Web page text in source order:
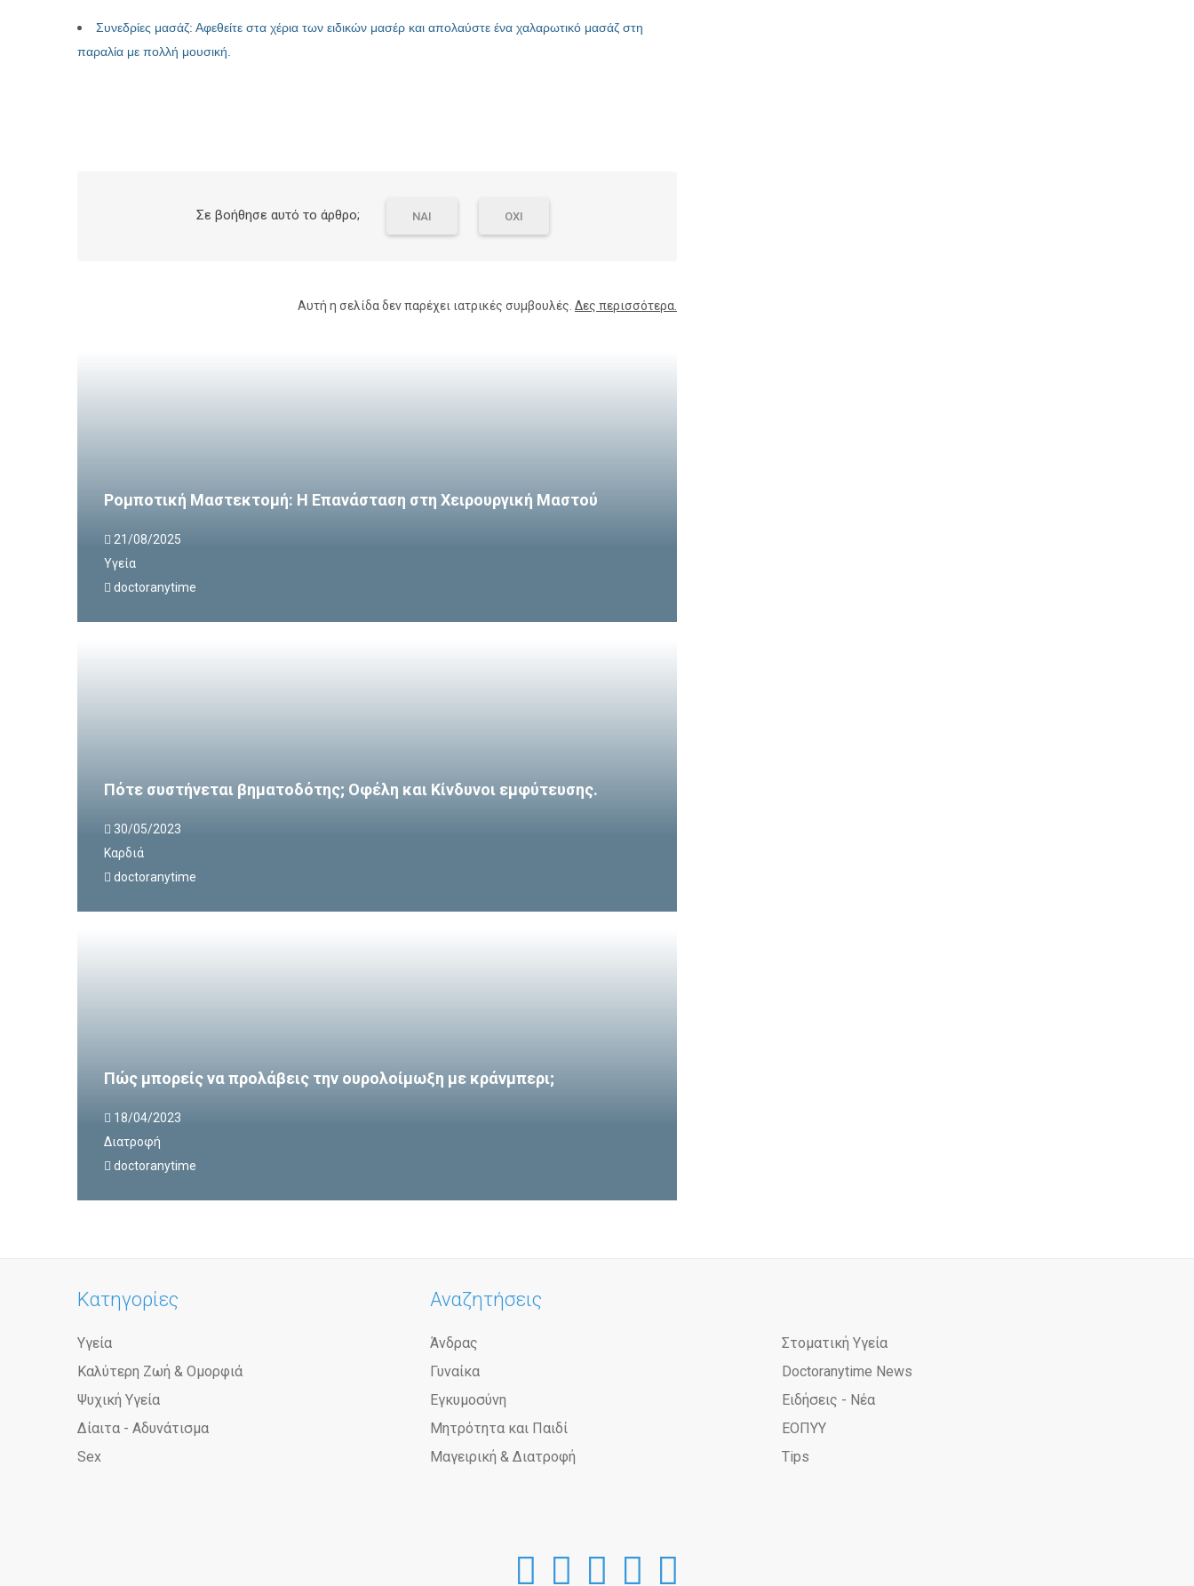
Συνεδρίες μασάζ: Αφεθείτε στα χέρια των ειδικών μασέρ και απολαύστε ένα χαλαρωτικό μασάζ στη
παραλία με πολλή μουσική.
Σε βοήθησε αυτό το άρθρο; ΝΑΙ ΟΧΙ
Αυτή η σελίδα δεν παρέχει ιατρικές συμβουλές. Δες περισσότερα.
Ρομποτική Μαστεκτομή: Η Επανάσταση στη Χειρουργική Μαστού
21/08/2025
Υγεία
doctoranytime
Πότε συστήνεται βηματοδότης; Οφέλη και Κίνδυνοι εμφύτευσης.
30/05/2023
Καρδιά
doctoranytime
Πώς μπορείς να προλάβεις την ουρολοίμωξη με κράνμπερι;
18/04/2023
Διατροφή
doctoranytime
Κατηγορίες
Υγεία
Καλύτερη Ζωή & Ομορφιά
Ψυχική Υγεία
Δίαιτα - Αδυνάτισμα
Sex
Αναζητήσεις
Άνδρας
Γυναίκα
Εγκυμοσύνη
Μητρότητα και Παιδί
Μαγειρική & Διατροφή
Στοματική Υγεία
Doctoranytime News
Ειδήσεις - Νέα
ΕΟΠΥΥ
Tips
DoctorAnyTime
DoctorAnyTime
DoctorAnyTime
DoctorAnyTime
DoctorAnyTime